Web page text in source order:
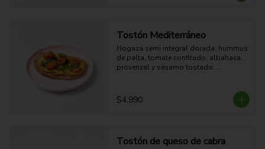
Tostón Mediterráneo
Hogaza semi integral dorada, hummus
de palta, tomate confitado, albahaca,
provenzal y sésamo tostado.
grasa - 7g Fibra - 444 Kcal
$4.990
Tostón de queso de cabra